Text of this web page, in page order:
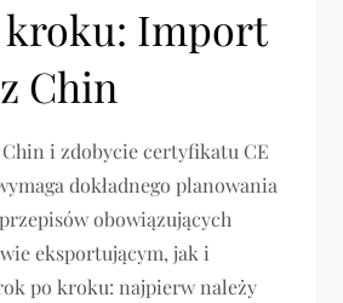
Import
Chin
i zdobycie certyfikatu CE
dokładnego planowania
obowiązujących
eksportującym, jak i
po kroku: najpierw należy